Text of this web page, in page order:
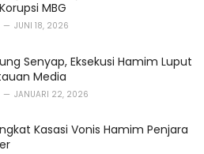
MBG
JUNI 18, 2026
Senyap, Eksekusi Hamim Luput
Media
JANUARI 22, 2026
Kasasi Vonis Hamim Penjara